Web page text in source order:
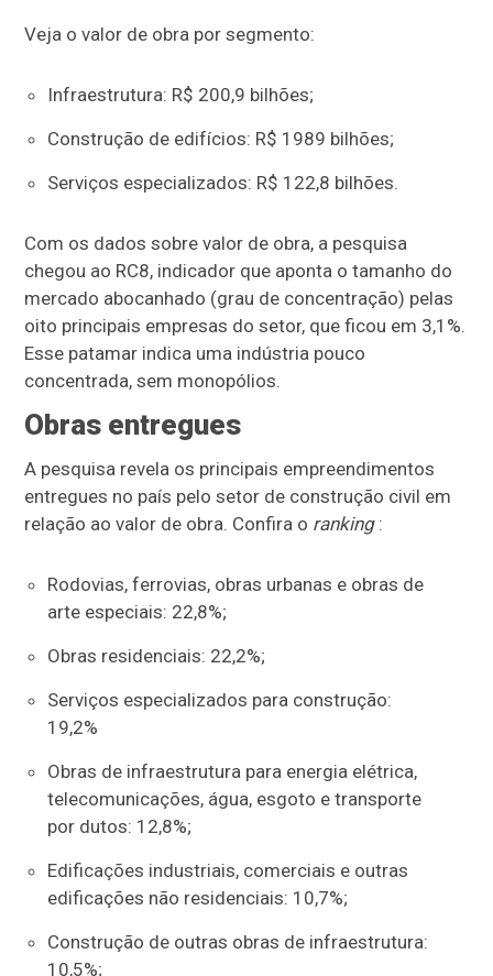
Veja o valor de obra por segmento:
Infraestrutura: R$ 200,9 bilhões;
Construção de edifícios: R$ 1989 bilhões;
Serviços especializados: R$ 122,8 bilhões.
Com os dados sobre valor de obra, a pesquisa
chegou ao RC8, indicador que aponta o tamanho do
mercado abocanhado (grau de concentração) pelas
oito principais empresas do setor, que ficou em 3,1%.
Esse patamar indica uma indústria pouco
concentrada, sem monopólios.
Obras entregues
A pesquisa revela os principais empreendimentos
entregues no país pelo setor de construção civil em
relação ao valor de obra. Confira o ranking:
Rodovias, ferrovias, obras urbanas e obras de
arte especiais: 22,8%;
Obras residenciais: 22,2%;
Serviços especializados para construção:
19,2%
Obras de infraestrutura para energia elétrica,
telecomunicações, água, esgoto e transporte
por dutos: 12,8%;
Edificações industriais, comerciais e outras
edificações não residenciais: 10,7%;
Construção de outras obras de infraestrutura:
10,5%;